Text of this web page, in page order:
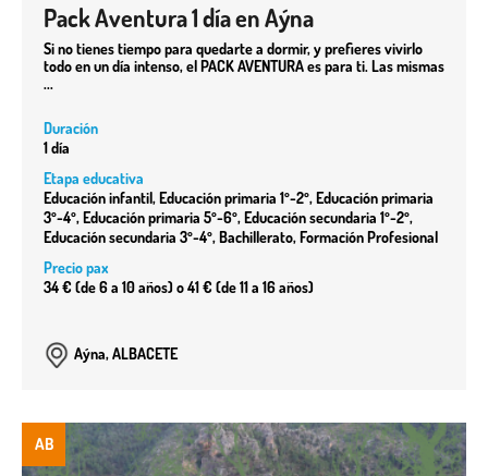
Pack Aventura 1 día en Aýna
Si no tienes tiempo para quedarte a dormir, y prefieres vivirlo
todo en un día intenso, el PACK AVENTURA es para ti. Las mismas
...
Duración
1 día
Etapa educativa
Educación infantil, Educación primaria 1º-2º, Educación primaria
3º-4º, Educación primaria 5º-6º, Educación secundaria 1º-2º,
Educación secundaria 3º-4º, Bachillerato, Formación Profesional
Precio pax
34 € (de 6 a 10 años) o 41 € (de 11 a 16 años)
Aýna, ALBACETE
AB